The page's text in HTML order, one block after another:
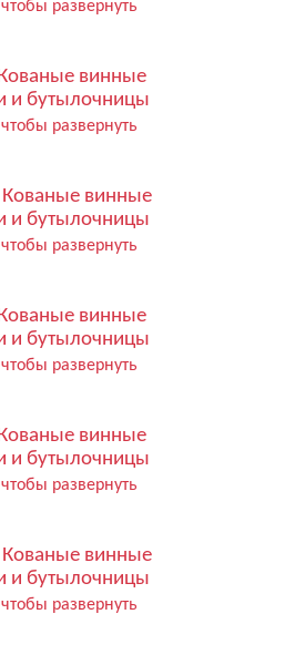
развернуть
развернуть
развернуть
развернуть
развернуть
развернуть